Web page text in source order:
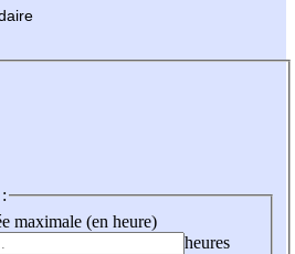
maximale (en heure)
heures